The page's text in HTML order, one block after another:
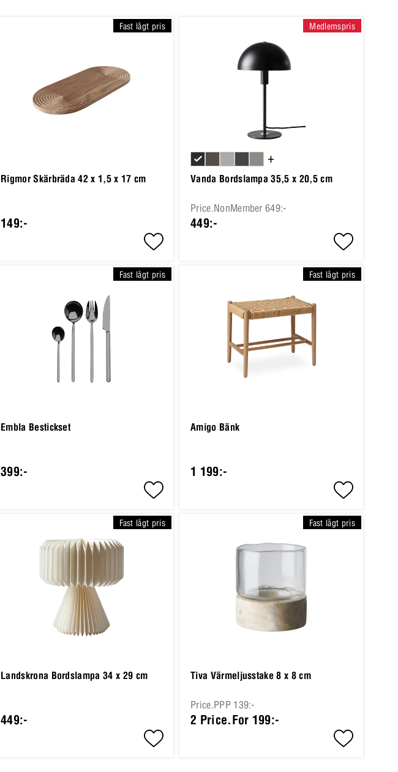
Fast lågt pris
Rigmor Skärbräda 42 x 1,5 x 17 cm
149:-
Medlemspris
Vanda Bordslampa 35,5 x 20,5 cm
Price.NonMember 649:-
449:-
+
Fast lågt pris
Embla Bestickset
399:-
Fast lågt pris
Amigo Bänk
1 199:-
Fast lågt pris
Landskrona Bordslampa 34 x 29 cm
449:-
Fast lågt pris
Tiva Värmeljusstake 8 x 8 cm
Price.PPP 139:-
2 Price.For 199:-